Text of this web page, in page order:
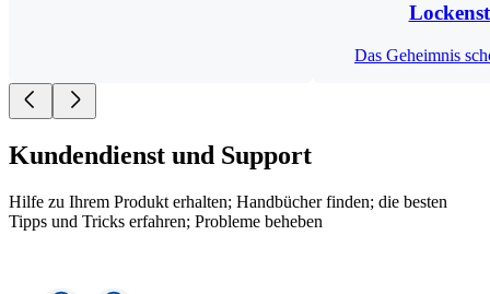
Das Geheimnis
Kundendienst und Support
Hilfe zu Ihrem Produkt erhalten; Handbücher finden; die besten
Tipps und Tricks erfahren; Probleme beheben